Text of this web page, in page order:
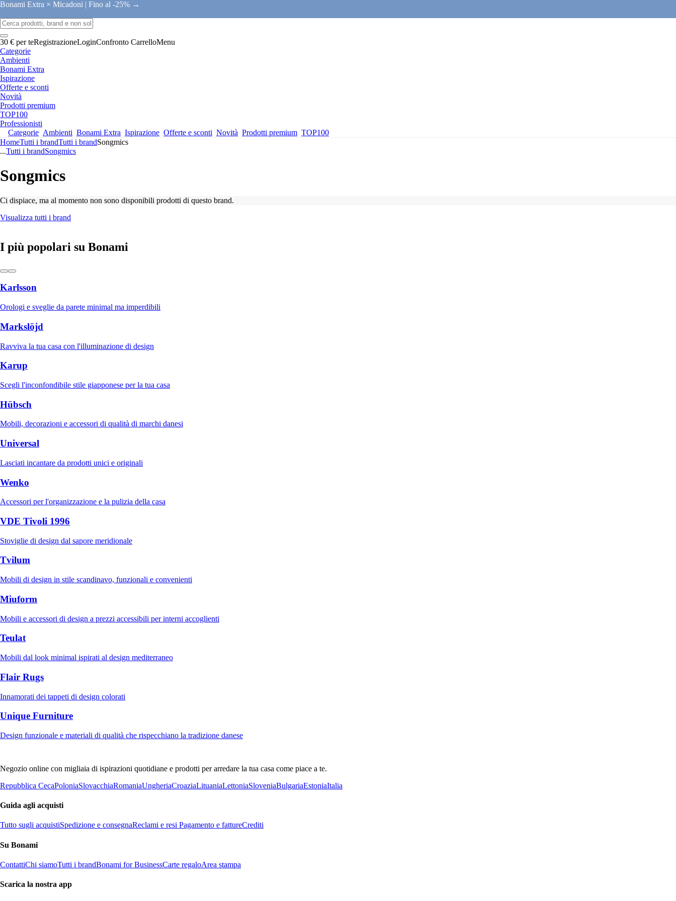
Bonami Extra × Micadoni | Fino al -25% →
30 € per teRegistrazioneLoginConfronto CarrelloMenu
Categorie
Ambienti
Bonami Extra
Ispirazione
Offerte e sconti
Novità
Prodotti premium
TOP100
Professionisti
Categorie Ambienti Bonami Extra Ispirazione Offerte e sconti Novità Prodotti premium TOP100
HomeTutti i brandTutti i brandSongmics
...Tutti i brandSongmics
Songmics
Ci dispiace, ma al momento non sono disponibili prodotti di questo brand.
Visualizza tutti i brand
I più popolari su Bonami
Karlsson
Orologi e sveglie da parete minimal ma imperdibili
Markslöjd
Ravviva la tua casa con l'illuminazione di design
Karup
Scegli l'inconfondibile stile giapponese per la tua casa
Hübsch
Mobili, decorazioni e accessori di qualità di marchi danesi
Universal
Lasciati incantare da prodotti unici e originali
Wenko
Accessori per l'organizzazione e la pulizia della casa
VDE Tivoli 1996
Stoviglie di design dal sapore meridionale
Tvilum
Mobili di design in stile scandinavo, funzionali e convenienti
Miuform
Mobili e accessori di design a prezzi accessibili per interni accoglienti
Teulat
Mobili dal look minimal ispirati al design mediterraneo
Flair Rugs
Innamorati dei tappeti di design colorati
Unique Furniture
Design funzionale e materiali di qualità che rispecchiano la tradizione danese
Negozio online con migliaia di ispirazioni quotidiane e prodotti per arredare la tua casa come piace a te.
Repubblica CecaPoloniaSlovacchiaRomaniaUngheriaCroaziaLituaniaLettoniaSloveniaBulgariaEstoniaItalia
Guida agli acquisti
Tutto sugli acquistiSpedizione e consegnaReclami e resi Pagamento e fattureCrediti
Su Bonami
ContattiChi siamoTutti i brandBonami for BusinessCarte regaloArea stampa
Scarica la nostra app